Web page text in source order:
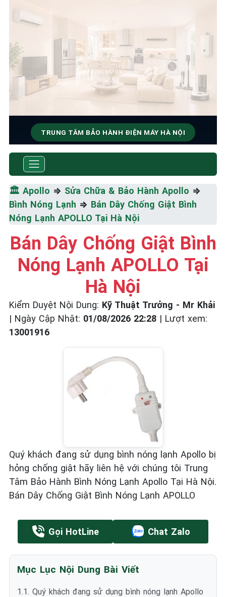
TRUNG TÂM BẢO HÀNH ĐIỆN MÁY HÀ NỘI
SỬA CHỮA & BẢO HÀNH
APOLLO
Tốc Độ Tối Đa • Chất Lượng Tối Ưu • Chi Phí Tối
Thiểu
☎️ 09.86.85.89.22
🏛️ Apollo ⇒ Sửa Chữa & Bảo Hành Apollo ⇒
Bình Nóng Lạnh ⇒ Bán Dây Chống Giật Bình
Nóng Lạnh APOLLO Tại Hà Nội
Bán Dây Chống Giật Bình
Nóng Lạnh APOLLO Tại
Hà Nội
Kiểm Duyệt Nội Dung: Kỹ Thuật Trưởng - Mr Khải
| Ngày Cập Nhật: 01/08/2026 22:28 | Lượt xem:
13001916
Quý khách đang sử dụng bình nóng lạnh Apollo bị
hỏng chống giật hãy liên hệ với chúng tôi Trung
Tâm Bảo Hành Bình Nóng Lạnh Apollo Tại Hà Nội.
Bán Dây Chống Giật Bình Nóng Lạnh APOLLO
Gọi HotLine Chat Zalo
Mục Lục Nội Dung Bài Viết
1.1. Quý khách đang sử dụng bình nóng lạnh Apollo